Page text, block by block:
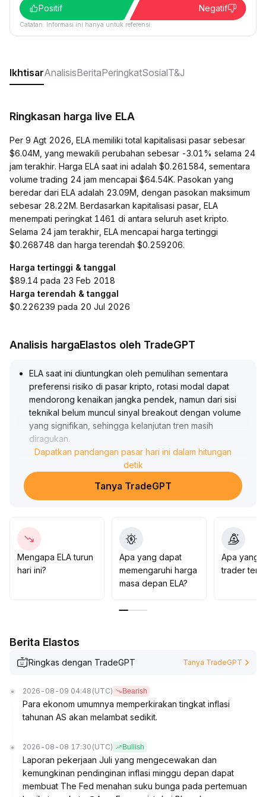
Positif
Negatif
Catatan: Informasi ini hanya untuk referensi.
IkhtisarAnalisisBeritaPeringkatSosialT&J
Ringkasan harga live ELA
Per 9 Agt 2026, ELA memiliki total kapitalisasi pasar sebesar
$6.04M, yang mewakili perubahan sebesar -3.01% selama 24
jam terakhir. Harga ELA saat ini adalah $0.261584, sementara
volume trading 24 jam mencapai $64.54K. Pasokan yang
beredar dari ELA adalah 23.09M, dengan pasokan maksimum
sebesar 28.22M. Berdasarkan kapitalisasi pasar, ELA
menempati peringkat 1461 di antara seluruh aset kripto.
Selama 24 jam terakhir, ELA mencapai harga tertinggi
$0.268748 dan harga terendah $0.259206.
Harga tertinggi & tanggal
$89.14 pada 23 Feb 2018
Harga terendah & tanggal
$0.226239 pada 20 Jul 2026
Analisis hargaElastos oleh TradeGPT
ELA saat ini diuntungkan oleh pemulihan sementara
preferensi risiko di pasar kripto, rotasi modal dapat
mendorong kenaikan jangka pendek, namun dari sisi
teknikal belum muncul sinyal breakout dengan volume
yang signifikan, sehingga kelanjutan tren masih
diragukan.
Disarankan untuk memperhatikan interaksi harga dan
volume di kisaran USD 0,95-1,10 pada jangka pendek
dan menunggu sinyal breakout yang jelas sebelum
melakukan penataan portofolio.
indikator sentimen, secara fleksibel menyesuaikan
posisi, menjalankan stop-loss dengan disiplin, dan
menghindari keputusan yang terpengaruh fluktuasi
emosi
Dapatkan pandangan pasar hari ini dalam hitungan
detik
Tanya TradeGPT
Mengapa ELA turun
hari ini?
Apa yang dapat
memengaruhi harga
masa depan ELA?
Apa yang
trader
Berita Elastos
Ringkas dengan TradeGPT Tanya TradeGPT
2026-08-09 04:48 (UTC) Bearish
Para ekonom umumnya memperkirakan tingkat inflasi
tahunan AS akan melambat sedikit.
2026-08-08 17:30 (UTC) Bullish
Laporan pekerjaan Juli yang mengecewakan dan
kemungkinan pendinginan inflasi minggu depan dapat
membuat The Fed menahan suku bunga pada pertemuan